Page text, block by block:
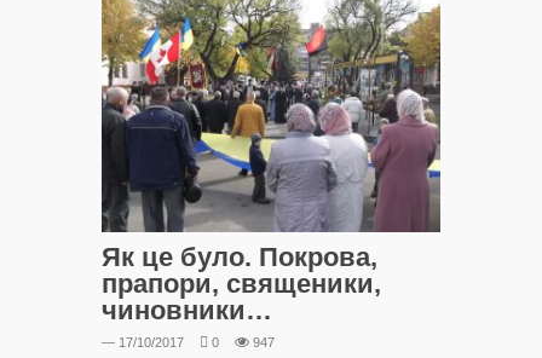
Як це було. Покрова,
прапори, священики,
чиновники…
— 17/10/2017 0 947